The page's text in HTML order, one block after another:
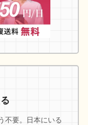
不要。日本にいる